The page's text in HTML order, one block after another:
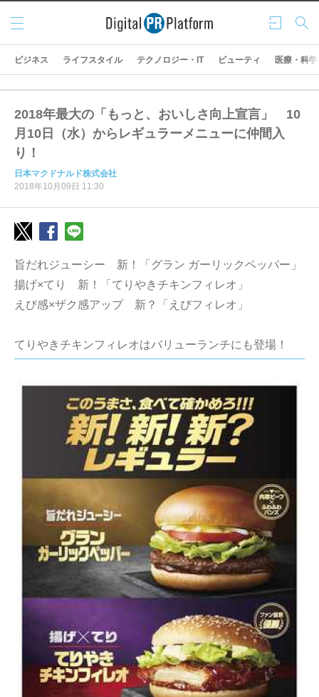
ログ
イン
検索
メニ
ュー
ビジネス ライフスタイル テクノロジー・IT ビューティ 医療・科学
2018年最大の「もっと、おいしさ向上宣言」 10
月10日（水）からレギュラーメニューに仲間入
り！
日本マクドナルド株式会社
2018年10月09日 11:30
旨だれジューシー 新！「グラン ガーリックペッパー」
揚げ×てり 新！「てりやきチキンフィレオ」
えび感×ザク感アップ 新？「えびフィレオ」
てりやきチキンフィレオはバリューランチにも登場！